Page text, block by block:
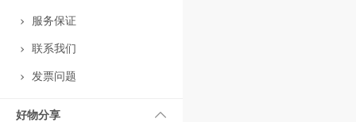
服务保证
联系我们
发票问题
好物分享